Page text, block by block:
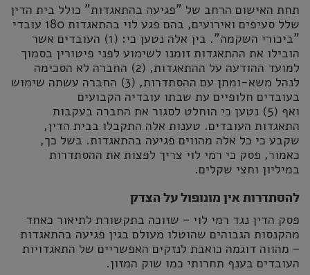
תחת האישום הרחב של "פגיעה בהתאגדות" כולל בית הדין
שלל סעיפים ואירועים, בהם פגע לוי בהתאגדות 180 עובדי
"ביכורי השקמה". בין אלה נטען כי: (1) העובדים אשר
הובילו את ההתאגדות זומנו לשימוע לפני פיטורין בסמוך
למועד ההודעה על ההתאגדות, (2) החברה לא הסכימה
לנהל משא-ומתן עם ההסתדרות, (3) החברה עשתה שימוש
בעובדים חלופיים עת שבתו עובדיה הקבועים
ואף (5) נטען כי הוחלט לסגור את החברה בעקבות
התאגדות העובדים. טענות אלה התקבלו בבית הדין,
שקבע כי כל אלה מהווים פגיעה בהתאגדות. בשל כך,
כאמור, פסק כי רמי לוי צריך לפצות את ההסתדרות
במיליון וחצי שקלים.
להסתדרות אין מונופול על הצדק
פסק הדין נגד רמי לוי – שזוכה בתקשורת לתיאור כאחד
מהקנסות הגבוהים שהוטלו מעולם בגין פגיעה בהתאגדות
– מהווה דוגמה כואבת לנזקים האפשריים של התאגדויות
העובדים בענף תחרותי כמו שוק המזון.